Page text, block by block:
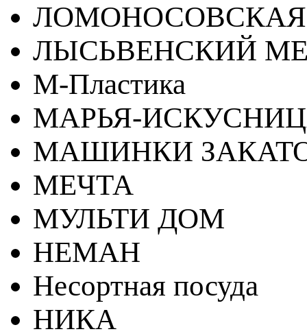
ЛЫСЬВЕНСКИЙ
М-Пластика
МАРЬЯ-
МАШИНКИ
МЕЧТА
МУЛЬТИ ДОМ
НЕМАН
Несортная посуда
НИКА